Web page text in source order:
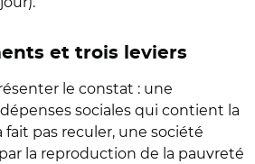
et trois leviers
le constat : une
sociales qui contient la
fait pas reculer, une société
la reproduction de la pauvreté